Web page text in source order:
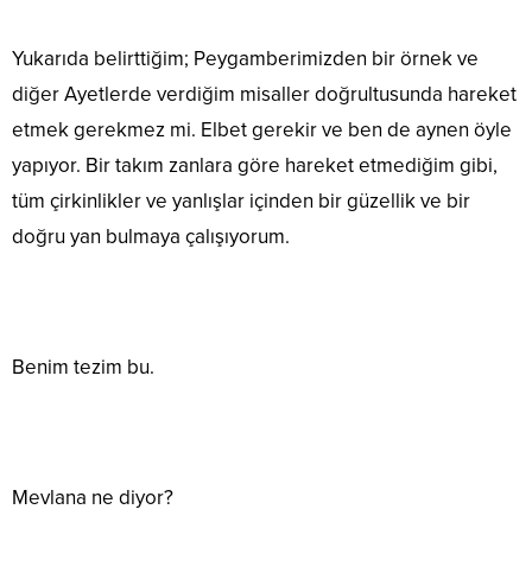
Yukarıda belirttiğim; Peygamberimizden bir örnek ve
diğer Ayetlerde verdiğim misaller doğrultusunda hareket
etmek gerekmez mi. Elbet gerekir ve ben de aynen öyle
yapıyor. Bir takım zanlara göre hareket etmediğim gibi,
tüm çirkinlikler ve yanlışlar içinden bir güzellik ve bir
doğru yan bulmaya çalışıyorum.
Benim tezim bu.
Mevlana ne diyor?